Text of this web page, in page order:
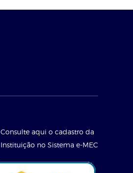
Consulte aqui o cadastro da
Instituição no Sistema e-MEC